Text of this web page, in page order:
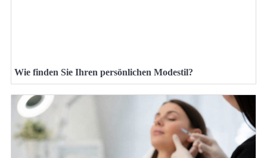
Wie finden Sie Ihren persönlichen Modestil?